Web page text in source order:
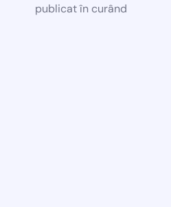
publicat în curând